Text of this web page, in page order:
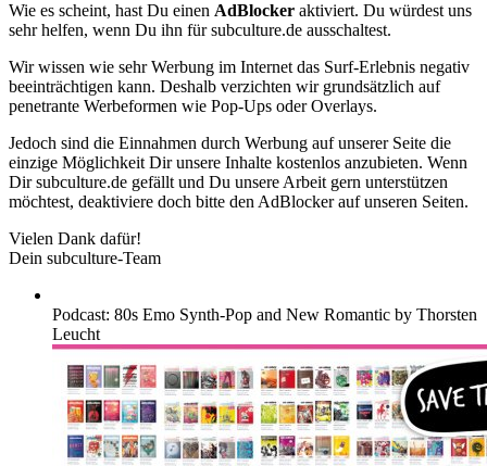
Wie es scheint, hast Du einen AdBlocker aktiviert. Du würdest uns
sehr helfen, wenn Du ihn für subculture.de ausschaltest.
Wir wissen wie sehr Werbung im Internet das Surf-Erlebnis negativ
beeinträchtigen kann. Deshalb verzichten wir grundsätzlich auf
penetrante Werbeformen wie Pop-Ups oder Overlays.
Jedoch sind die Einnahmen durch Werbung auf unserer Seite die
einzige Möglichkeit Dir unsere Inhalte kostenlos anzubieten. Wenn
Dir subculture.de gefällt und Du unsere Arbeit gern unterstützen
möchtest, deaktiviere doch bitte den AdBlocker auf unseren Seiten.
Vielen Dank dafür!
Dein subculture-Team
Podcast: 80s Emo Synth-Pop and New Romantic by Thorsten
Leucht